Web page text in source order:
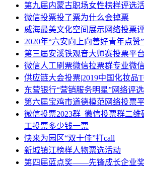
第九届内蒙古职场女性榜样评选
微信投票投了票为什么会掉票
威海最美文化空间展示网络投票
2020年“六安向上向善好青年点赞
第三届安溪铁观音大师赛投票平台
微信人工刷票微信拉票群专业微
供应链大会投票|2019中国化妆品
东营银行“营销服务明星”网络评
第六届宝鸡市道德模范网络投票
微信投票2023群_微信投票群二
工投票多少钱一票
快来为园区“双十佳”打call
新城镇江榜样人物票选活动
第四届蓝点奖——先锋成长企业